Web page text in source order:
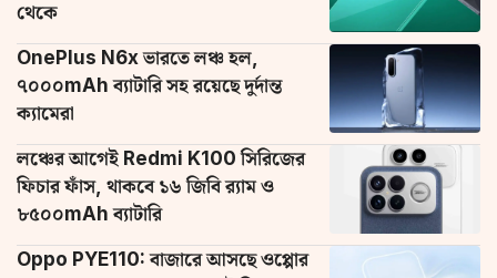
থেকে
OnePlus N6x ভারতে লঞ্চ হল,
৭০০০mAh ব্যাটারি সহ রয়েছে দুর্দান্ত
ক্যামেরা
লঞ্চের আগেই Redmi K100 সিরিজের
ফিচার ফাঁস, থাকবে ১৬ জিবি র‌্যাম ও
৮৫০০mAh ব্যাটারি
Oppo PYE110: বাজারে আসছে ওপ্পোর